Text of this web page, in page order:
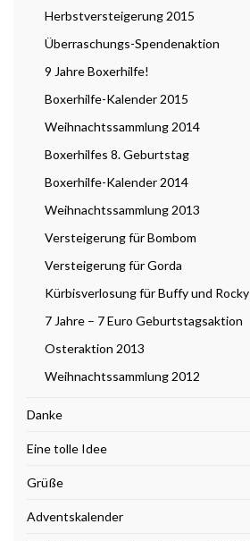
Herbstversteigerung 2015
Überraschungs-Spendenaktion
9 Jahre Boxerhilfe!
Boxerhilfe-Kalender 2015
Weihnachtssammlung 2014
Boxerhilfes 8. Geburtstag
Boxerhilfe-Kalender 2014
Weihnachtssammlung 2013
Versteigerung für Bombom
Versteigerung für Gorda
Kürbisverlosung für Buffy und Rocky
7 Jahre – 7 Euro Geburtstagsaktion
Osteraktion 2013
Weihnachtssammlung 2012
Danke
Eine tolle Idee
Grüße
Adventskalender